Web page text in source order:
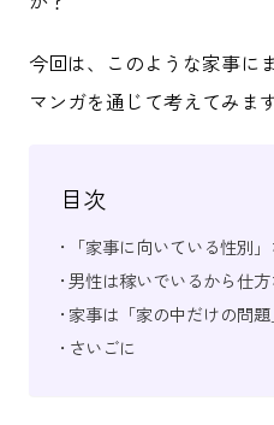
今回は、このような家事に
マンガを通じて考えてみます
目次
「家事に向いている性別
男性は稼いでいるから仕方
家事は「家の中だけの問
さいごに